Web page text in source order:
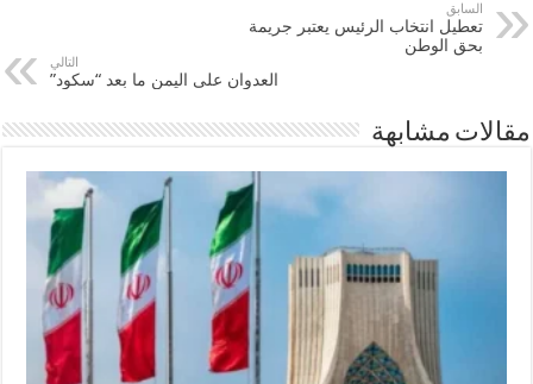
السابق
تعطيل انتخاب الرئيس يعتبر جريمة
بحق الوطن
التالي
العدوان على اليمن ما بعد “سكود”
مقالات مشابهة